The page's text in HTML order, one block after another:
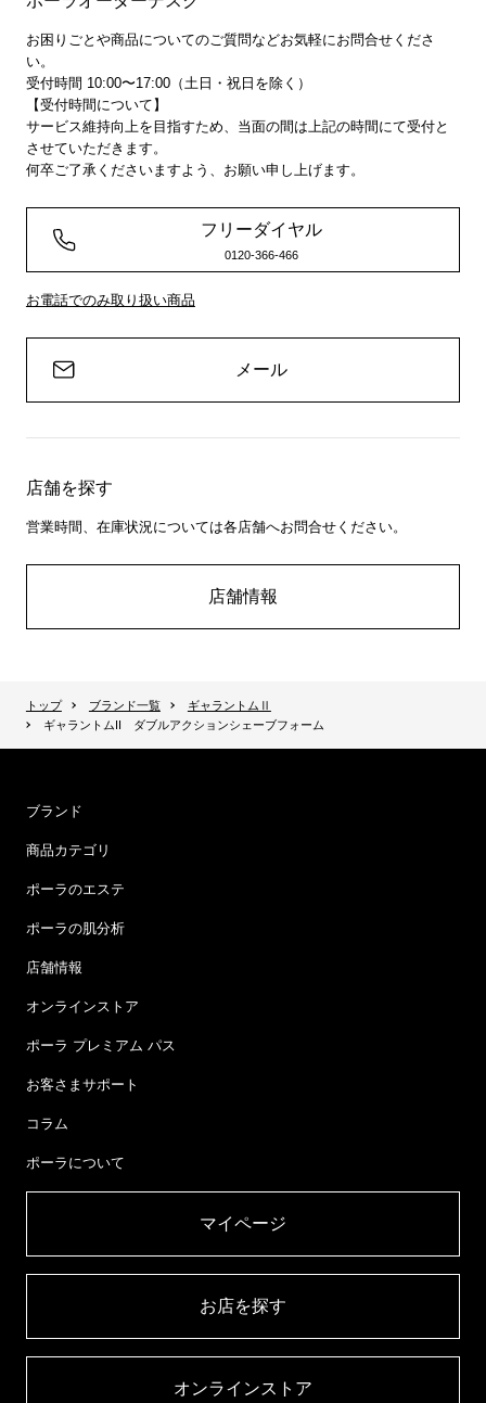
お困りごとや商品についてのご質問などお気軽にお問合せくださ
い。
受付時間 10:00〜17:00（土日・祝日を除く）
【受付時間について】
サービス維持向上を目指すため、当面の間は上記の時間にて受付と
させていただきます。
何卒ご了承くださいますよう、お願い申し上げます。
フリーダイヤル
0120-366-466
お電話でのみ取り扱い商品
メール
店舗を探す
営業時間、在庫状況については各店舗へお問合せください。
店舗情報
トップ ブランド一覧
ギャラントムⅡ
ギャラントムII ダブルアクションシェーブフォーム
ブランド
商品カテゴリ
ポーラのエステ
ポーラの肌分析
店舗情報
オンラインストア
ポーラ プレミアム パス
お客さまサポート
コラム
ポーラについて
マイページ​
お店を探す​
オンラインストア​